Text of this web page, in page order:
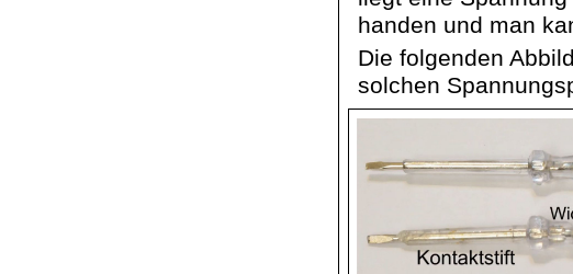
handen und man
Die folgenden
solchen